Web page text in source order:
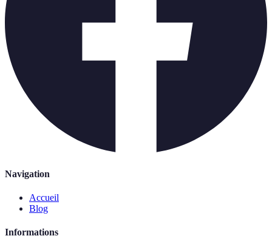
Navigation
Accueil
Blog
Informations